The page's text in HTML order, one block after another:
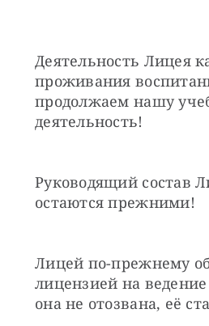
Деятельность Лицея
проживания
продолжаем нашу
деятельность!
Руководящий состав
остаются прежними!
Лицей по-прежнему
лицензией на
она не отозвана, её